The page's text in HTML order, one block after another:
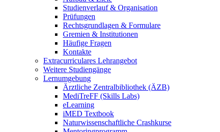
Studienverlauf & Organisation
Prüfungen
Rechtsgrundlagen & Formulare
Gremien & Institutionen
Häufige Fragen
Kontakte
Extracurriculares Lehrangebot
Weitere Studiengänge
Lernumgebung
Ärztliche Zentralbibliothek (ÄZB)
MediTreFF (Skills Labs)
eLearning
iMED Textbook
Naturwissenschaftliche Crashkurse